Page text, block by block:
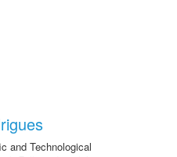
and Technological